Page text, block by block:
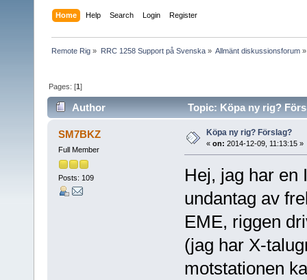
Home Help Search Login Register
Remote Rig » RRC 1258 Support på Svenska» Allmänt diskussionsforum»
Pages: [1]
Author Topic: Köpa ny rig?
SM7BKZ
Full Member
Posts: 109
Köpa ny rig? Förslag?
« on: 2014-12-09, 11:13:15 »
Hej, jag har en
undantag av
EME, riggen
(jag har X-
motstationen